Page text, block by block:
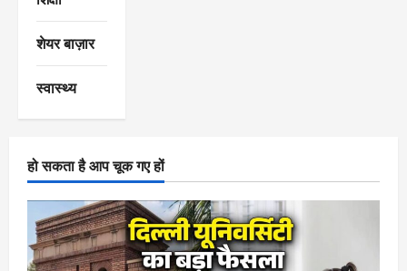
शेयर बाज़ार
स्वास्थ्य
हो सकता है आप चूक गए हों